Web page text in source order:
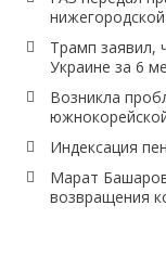
Трамп заявил,
Украине за 6
Возникла
Индексация
Марат
возвращения